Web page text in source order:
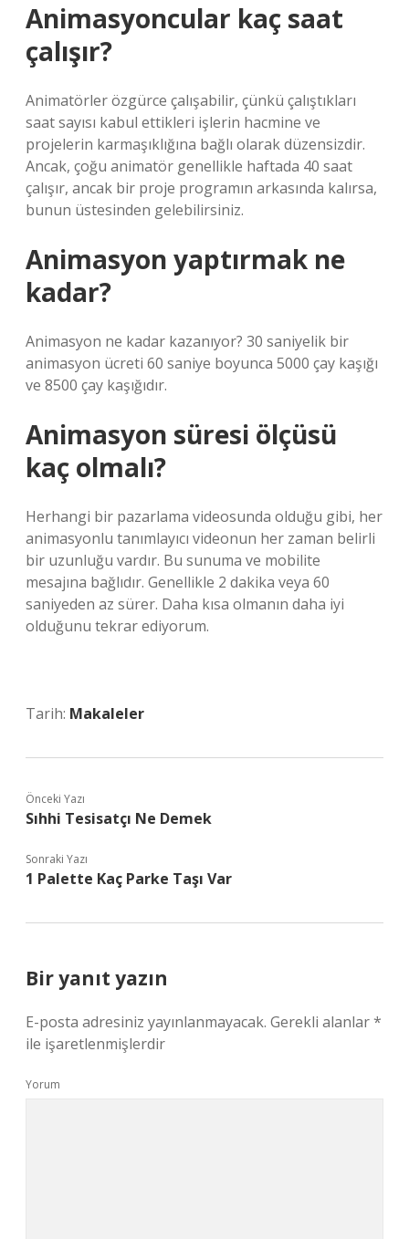
Animasyoncular kaç saat
çalışır?
Animatörler özgürce çalışabilir, çünkü çalıştıkları
saat sayısı kabul ettikleri işlerin hacmine ve
projelerin karmaşıklığına bağlı olarak düzensizdir.
Ancak, çoğu animatör genellikle haftada 40 saat
çalışır, ancak bir proje programın arkasında kalırsa,
bunun üstesinden gelebilirsiniz.
Animasyon yaptırmak ne
kadar?
Animasyon ne kadar kazanıyor? 30 saniyelik bir
animasyon ücreti 60 saniye boyunca 5000 çay kaşığı
ve 8500 çay kaşığıdır.
Animasyon süresi ölçüsü
kaç olmalı?
Herhangi bir pazarlama videosunda olduğu gibi, her
animasyonlu tanımlayıcı videonun her zaman belirli
bir uzunluğu vardır. Bu sunuma ve mobilite
mesajına bağlıdır. Genellikle 2 dakika veya 60
saniyeden az sürer. Daha kısa olmanın daha iyi
olduğunu tekrar ediyorum.
Tarih: Makaleler
Önceki Yazı
Sıhhi Tesisatçı Ne Demek
Sonraki Yazı
1 Palette Kaç Parke Taşı Var
Bir yanıt yazın
E-posta adresiniz yayınlanmayacak. Gerekli alanlar*
ile işaretlenmişlerdir
Yorum